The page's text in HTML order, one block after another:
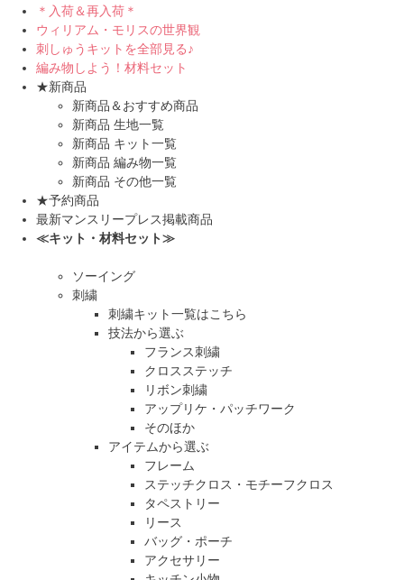
＊入荷＆再入荷＊
ウィリアム・モリスの世界観
刺しゅうキットを全部見る♪
編み物しよう！材料セット
★新商品
新商品＆おすすめ商品
新商品 生地一覧
新商品 キット一覧
新商品 編み物一覧
新商品 その他一覧
★予約商品
最新マンスリープレス掲載商品
≪キット・材料セット≫
ソーイング
刺繍
刺繍キット一覧はこちら
技法から選ぶ
フランス刺繍
クロスステッチ
リボン刺繍
アップリケ・パッチワーク
そのほか
アイテムから選ぶ
フレーム
ステッチクロス・モチーフクロス
タペストリー
リース
バッグ・ポーチ
アクセサリー